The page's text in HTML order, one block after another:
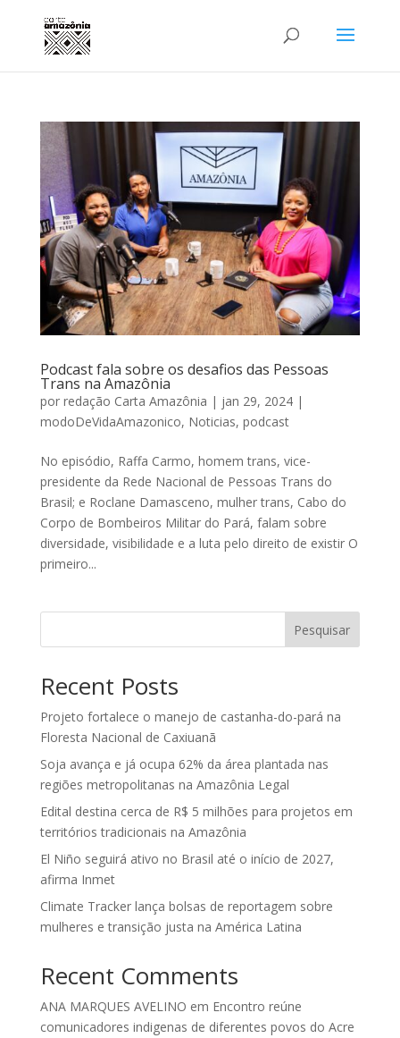
Podcast fala sobre os desafios das Pessoas
Trans na Amazônia
por redação Carta Amazônia | jan 29, 2024|
modoDeVidaAmazonico, Noticias, podcast
No episódio, Raffa Carmo, homem trans, vice-
presidente da Rede Nacional de Pessoas Trans do
Brasil; e Roclane Damasceno, mulher trans, Cabo do
Corpo de Bombeiros Militar do Pará, falam sobre
diversidade, visibilidade e a luta pelo direito de existir O
primeiro...
Pesquisar
Recent Posts
Projeto fortalece o manejo de castanha-do-pará na
Floresta Nacional de Caxiuanã
Soja avança e já ocupa 62% da área plantada nas
regiões metropolitanas na Amazônia Legal
Edital destina cerca de R$ 5 milhões para projetos em
territórios tradicionais na Amazônia
El Niño seguirá ativo no Brasil até o início de 2027,
afirma Inmet
Climate Tracker lança bolsas de reportagem sobre
mulheres e transição justa na América Latina
Recent Comments
ANA MARQUES AVELINO em Encontro reúne
comunicadores indigenas de diferentes povos do Acre